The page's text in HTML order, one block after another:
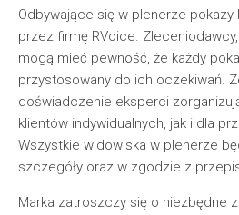
Odbywające się w plenerze
przez firmę RVoice.
mogą mieć pewność, że każdy
przystosowany do ich oczekiwań.
doświadczenie eksperci
klientów indywidualnych, jak i dla
Wszystkie widowiska w plenerze
szczegóły oraz w zgodzie z
Marka zatroszczy się o niezbędne